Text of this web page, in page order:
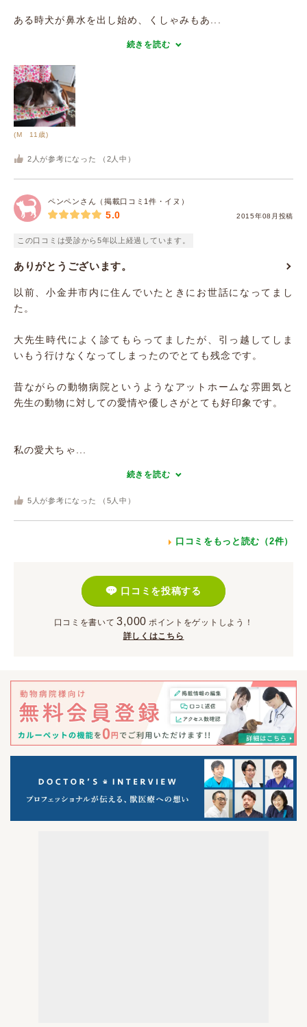
ある時犬が鼻水を出し始め、くしゃみもあ...
続きを読む
(M 11歳)
2 人が参考になった （ 2 人中）
ペンペンさん（掲載口コミ1件・イヌ）
2015年08月投稿
5.0
この口コミは受診から5年以上経過しています。
ありがとうございます。
以前、小金井市内に住んでいたときにお世話になってまし
た。
大先生時代によく診てもらってましたが、引っ越してしま
いもう行けなくなってしまったのでとても残念です。
昔ながらの動物病院というようなアットホームな雰囲気と
先生の動物に対しての愛情や優しさがとても好印象です。
私の愛犬ちゃ...
続きを読む
5 人が参考になった （ 5 人中）
口コミをもっと読む（2件）
口コミを投稿する
口コミを書いて 3,000 ポイント をゲットしよう！
詳しくはこちら